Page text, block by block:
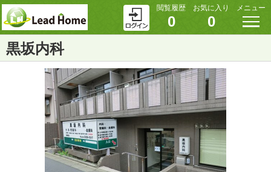
閲覧履歴
0
お気に入り
0
メニュー
黒坂内科